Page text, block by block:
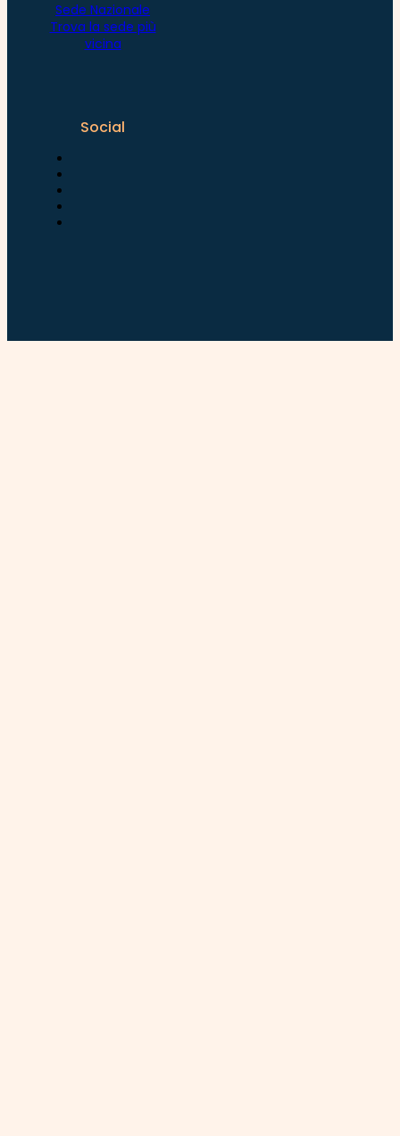
Sede Nazionale
Trova la sede più
vicina
Social